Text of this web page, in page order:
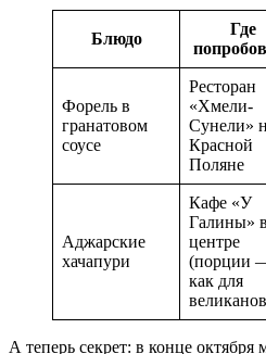
Блюдо
Где
Форель в
гранатовом
соусе
Ресторан
«Хмели-
Сунели»
Красной
Поляне
Аджарские
хачапури
Кафе «У
Галины» в
центре
(порции
как для
А теперь секрет: в конце